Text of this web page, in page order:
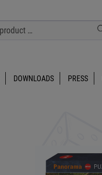
DOWNLOADS PRESS